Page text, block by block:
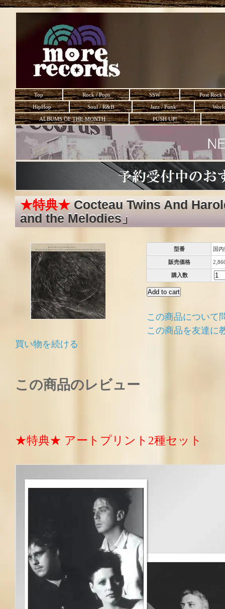
Top Rock / Pops SSW
Post Rock
HipHop
Soul / R&B Jazz / Funk
ALBUMS OF THE MONTH
PUSH UP!
★特典★Cocteau Twins And
and the Melodies」
型番 国
販売価格
購入数
この商品について
この商品を友達に
買い物を続ける
この商品のレビュー
★特典★ アートプリント2種セット